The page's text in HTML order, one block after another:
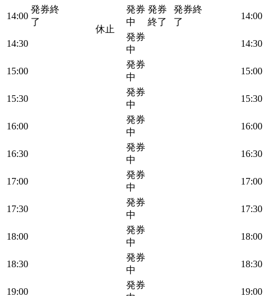
休止
14:00
発券終
了
発券
中
発券
終了
発券終
了
14:00
14:30
発券
中
14:30
15:00
発券
中
15:00
15:30
発券
中
15:30
16:00
発券
中
16:00
16:30
発券
中
16:30
17:00
発券
中
17:00
17:30
発券
中
17:30
18:00
発券
中
18:00
18:30
発券
中
18:30
19:00
発券
19:00